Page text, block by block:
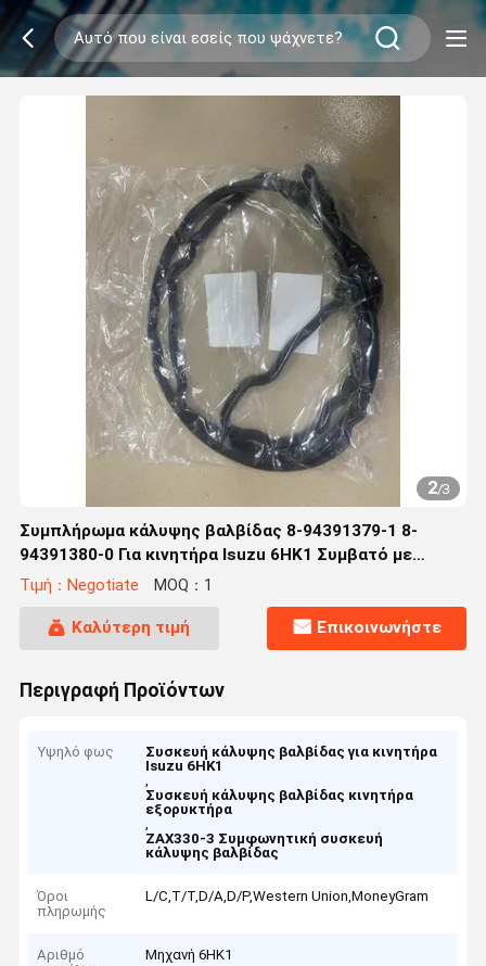
2/3
Συμπλήρωμα κάλυψης βαλβίδας 8-94391379-1 8-
94391380-0 Για κινητήρα Isuzu 6HK1 Συμβατό με
εξορυκτήρα ZAX330-3
Τιμή：Negotiate MOQ：1
Καλύτερη τιμή Επικοινωνήστε
Περιγραφή Προϊόντων
Υψηλό φως
Συσκευή κάλυψης βαλβίδας για κινητήρα
Isuzu 6HK1
,
Συσκευή κάλυψης βαλβίδας κινητήρα
εξορυκτήρα
,
ZAX330-3 Συμφωνητική συσκευή
κάλυψης βαλβίδας
Όροι
πληρωμής
L/C,T/T,D/A,D/P,Western Union,MoneyGram
Αριθμό
Μηχανή 6HK1